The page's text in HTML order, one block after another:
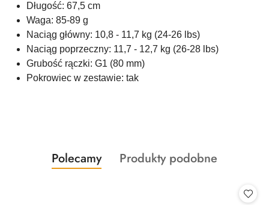
Długość: 67,5 cm
Waga: 85-89 g
Naciąg główny: 10,8 - 11,7 kg (24-26 lbs)
Naciąg poprzeczny: 11,7 - 12,7 kg (26-28 lbs)
Grubość rączki: G1 (80 mm)
Pokrowiec w zestawie: tak
Pomiń karuzelę produktów
Produkty
o
Polecamy
Produkty
Produkty podobne